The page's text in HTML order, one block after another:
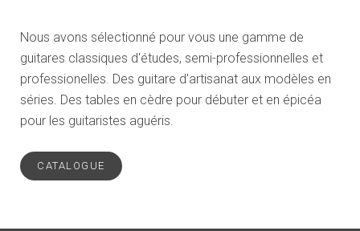
Nous avons sélectionné pour vous une gamme de
guitares classiques d'études, semi-professionnelles et
professionelles. Des guitare d'artisanat aux modèles en
séries. Des tables en cèdre pour débuter et en épicéa
pour les guitaristes aguéris.
CATALOGUE